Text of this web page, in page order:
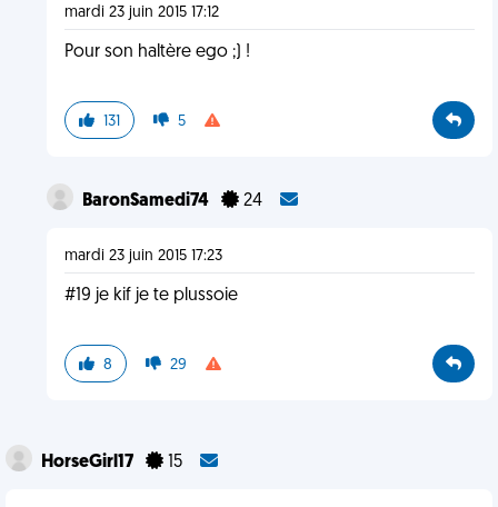
mardi 23 juin 2015 17:12
Pour son haltère ego ;) !
131 5
BaronSamedi74 24
mardi 23 juin 2015 17:23
#19 je kif je te plussoie
8 29
HorseGirl17 15